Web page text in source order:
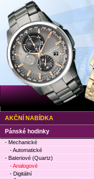
AKČNÍ NABÍDKA
Pánské hodinky
- Mechanické
- Automatické
- Bateriové (Quartz)
- Analogové
- Digitální